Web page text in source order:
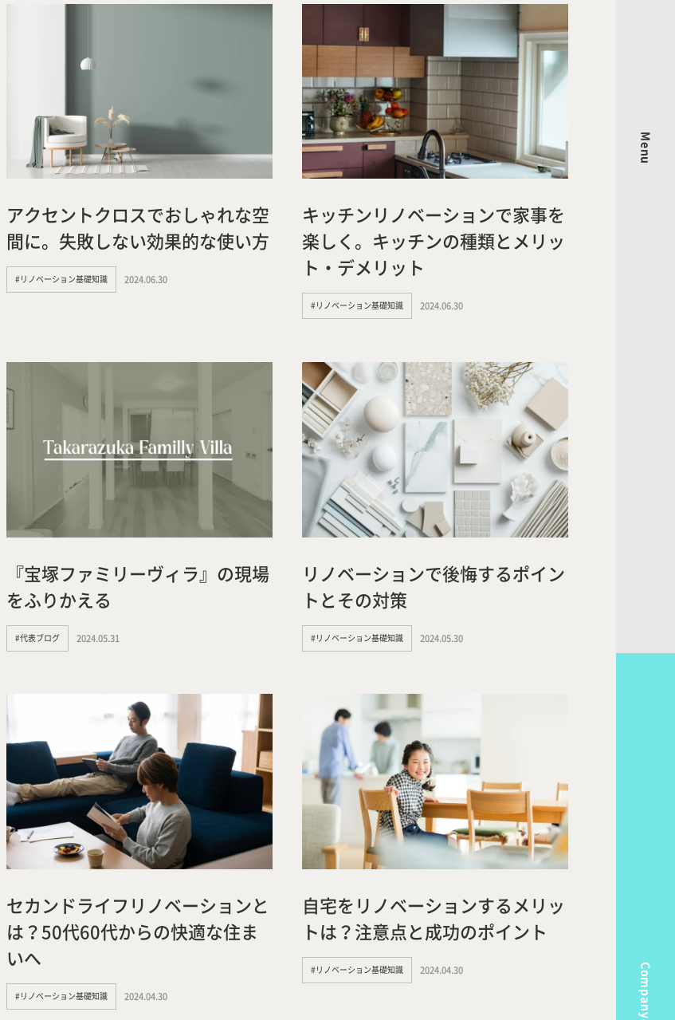
Menu
Company
アクセントクロスでおしゃれな空
間に。失敗しない効果的な使い方
#リノベーション基礎知識 2024.06.30
キッチンリノベーションで家事を
楽しく。キッチンの種類とメリッ
ト・デメリット
#リノベーション基礎知識 2024.06.30
『宝塚ファミリーヴィラ』の現場
をふりかえる
#代表ブログ 2024.05.31
リノベーションで後悔するポイン
トとその対策
#リノベーション基礎知識 2024.05.30
セカンドライフリノベーションと
は？50代60代からの快適な住ま
いへ
#リノベーション基礎知識 2024.04.30
自宅をリノベーションするメリッ
トは？注意点と成功のポイント
#リノベーション基礎知識 2024.04.30